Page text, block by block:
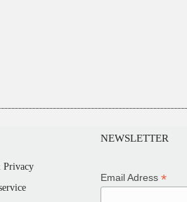
Privacy
NEWSLETTER
Email Adress*